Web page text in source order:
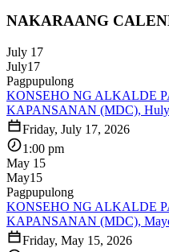
NAKARAANG
July 17
July17
Pagpupulong
KONSEHO NG ALKALDE
KAPANSANAN (MDC),
Friday, July 17, 2026
1:00 pm
May 15
May15
Pagpupulong
KONSEHO NG ALKALDE
KAPANSANAN (MDC),
Friday, May 15, 2026